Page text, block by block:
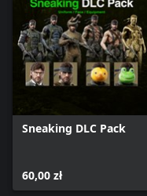
Sneaking DLC Pack
60,00 zł